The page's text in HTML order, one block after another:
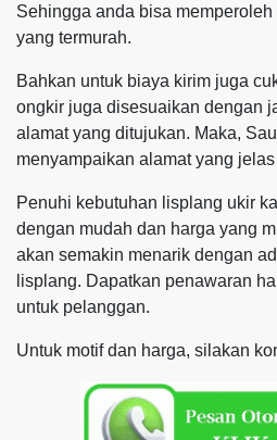
Sehingga anda bisa
yang termurah.
Bahkan untuk biaya kirim juga
ongkir juga disesuaikan dengan
alamat yang ditujukan. Maka,
menyampaikan alamat yang
Penuhi kebutuhan lisplang ukir
dengan mudah dan harga yang
akan semakin menarik dengan
lisplang. Dapatkan penawaran
untuk pelanggan.
Untuk motif dan harga, silakan